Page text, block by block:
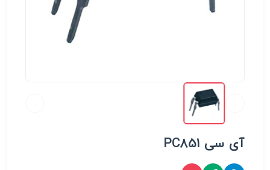
آی سی PC851